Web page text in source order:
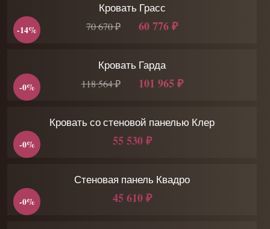
Кровать Грасс
70 670 ₽ 60 776 ₽
-14%
Кровать Гарда
118 564 ₽ 101 965 ₽
-0%
Кровать со стеновой панелью Клер
55 530 ₽
-0%
Стеновая панель Квадро
45 610 ₽
-0%